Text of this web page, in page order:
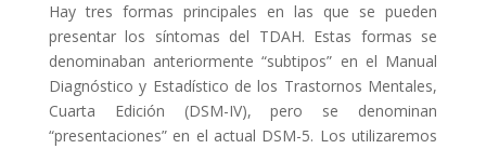
Hay tres formas principales en las que se pueden
presentar los síntomas del TDAH. Estas formas se
denominaban anteriormente “subtipos” en el Manual
Diagnóstico y Estadístico de los Trastornos Mentales,
Cuarta Edición (DSM-IV), pero se denominan
“presentaciones” en el actual DSM-5. Los utilizaremos